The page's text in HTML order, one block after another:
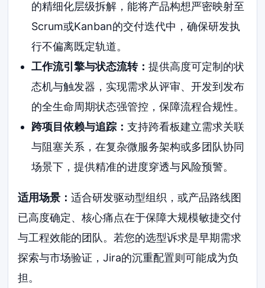
的精细化层级拆解，能将产品构想严密映射至
Scrum或Kanban的交付迭代中，确保研发执
行不偏离既定轨道。
工作流引擎与状态流转： 提供高度可定制的状
态机与触发器，实现需求从评审、开发到发布
的全生命周期状态强管控，保障流程合规性。
跨项目依赖与追踪： 支持跨看板建立需求关联
与阻塞关系，在复杂微服务架构或多团队协同
场景下，提供精准的进度穿透与风险预警。
适用场景：适合研发驱动型组织，或产品路线图
已高度确定、核心痛点在于保障大规模敏捷交付
与工程效能的团队。若您的选型诉求是早期需求
探索与市场验证，Jira的沉重配置则可能成为负
担。